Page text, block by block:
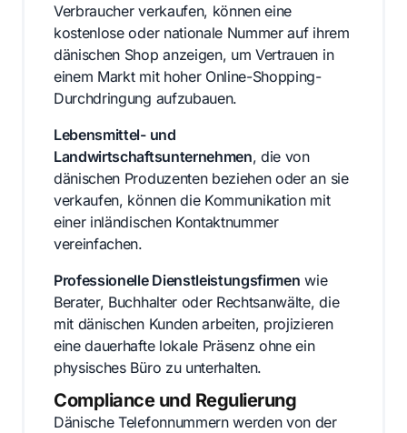
Verbraucher verkaufen, können eine
kostenlose oder nationale Nummer auf ihrem
dänischen Shop anzeigen, um Vertrauen in
einem Markt mit hoher Online-Shopping-
Durchdringung aufzubauen.
Lebensmittel- und
Landwirtschaftsunternehmen, die von
dänischen Produzenten beziehen oder an sie
verkaufen, können die Kommunikation mit
einer inländischen Kontaktnummer
vereinfachen.
Professionelle Dienstleistungsfirmen wie
Berater, Buchhalter oder Rechtsanwälte, die
mit dänischen Kunden arbeiten, projizieren
eine dauerhafte lokale Präsenz ohne ein
physisches Büro zu unterhalten.
Compliance und Regulierung
Dänische Telefonnummern werden von der